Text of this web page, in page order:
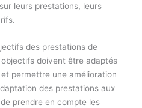
leurs prestations, leurs
des prestations de
doivent être adaptés
permettre une amélioration
des prestations aux
prendre en compte les